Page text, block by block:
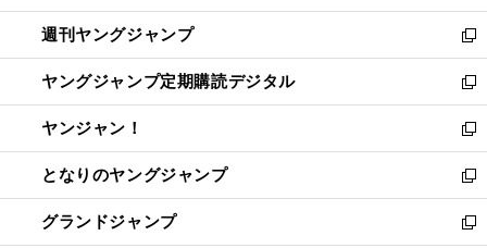
開
く
ウ
で
開
く
ン
ド
ウ
で
開
く
ウ
ィ
ン
ド
ウ
で
開
く
週刊ヤングジャンプ
新
し
い
ウ
ィ
ン
ド
ウ
で
ヤングジャンプ定期購読デジタル
新
し
い
ウ
ィ
ン
ド
ヤンジャン！
新
し
い
ウ
ィ
となりのヤングジャンプ
新
し
い
グランドジャンプ
新